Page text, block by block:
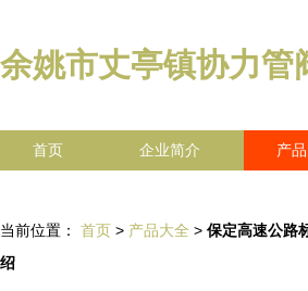
余姚市丈亭镇协力管
首页 企业简介 产
当前位置： 首页 > 产品大全 > 保定高速公路
绍